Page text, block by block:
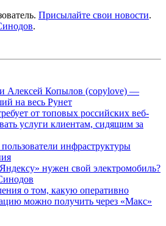
Присылайте свои новости.
.
Алексей Копылов (copylove) —
на весь Рунет
от топовых российских веб-
услуги клиентам, сидящим за
инфраструктуры
нужен свой электромобиль?
о том, какую оперативно
можно получить через «Макс»